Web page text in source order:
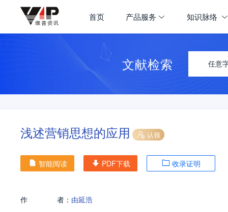
首页 产品服务 知识脉络
文献检索 任意
浅述营销思想的应用 认领
智能阅读 PDF下载 收录证明
作 者： 由延浩